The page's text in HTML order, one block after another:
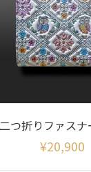
¥20,900